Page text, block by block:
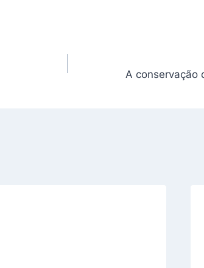
A conservação